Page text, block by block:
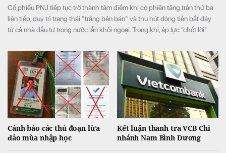
Cổ phiếu PNJ tiếp tục trở thành tâm điểm khi có phiên tăng trần thứ ba
liên tiếp, duy trì trạng thái "trắng bên bán" và thu hút dòng tiền bắt đáy
từ cả nhà đầu tư trong nước lẫn khối ngoại. Trong khi, áp lực “chốt lời”
Cảnh báo các thủ đoạn lừa
đảo mùa nhập học
Kết luận thanh tra VCB Chi
nhánh Nam Bình Dương